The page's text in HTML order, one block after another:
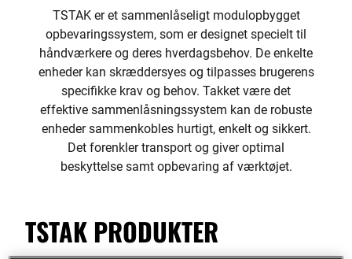
TSTAK er et sammenlåseligt modulopbygget
opbevaringssystem, som er designet specielt til
håndværkere og deres hverdagsbehov. De enkelte
enheder kan skræddersyes og tilpasses brugerens
specifikke krav og behov. Takket være det
effektive sammenlåsningssystem kan de robuste
enheder sammenkobles hurtigt, enkelt og sikkert.
Det forenkler transport og giver optimal
beskyttelse samt opbevaring af værktøjet.
TSTAK PRODUKTER